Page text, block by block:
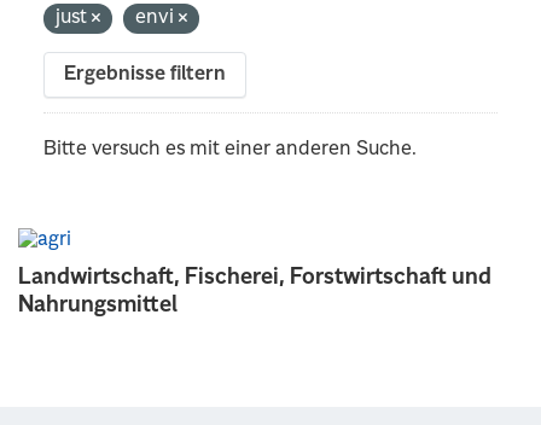
Landwirtschaft, Fischerei, Forstwirtschaft und
Nahrungsmittel
just
envi
Ergebnisse filtern
Bitte versuch es mit einer anderen Suche.